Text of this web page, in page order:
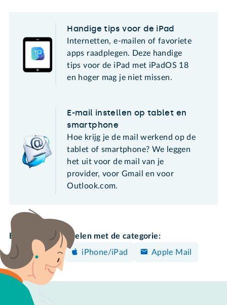
Handige tips voor de iPad
Internetten, e-mailen of favoriete
apps raadplegen. Deze handige
tips voor de iPad met iPadOS 18
en hoger mag je niet missen.
E-mail instellen op tablet en
smartphone
Hoe krijg je de mail werkend op de
tablet of smartphone? We leggen
het uit voor de mail van je
provider, voor Gmail en voor
Outlook.com.
Bekijk meer artikelen met de categorie:
Instellen
iPhone/iPad Apple Mail